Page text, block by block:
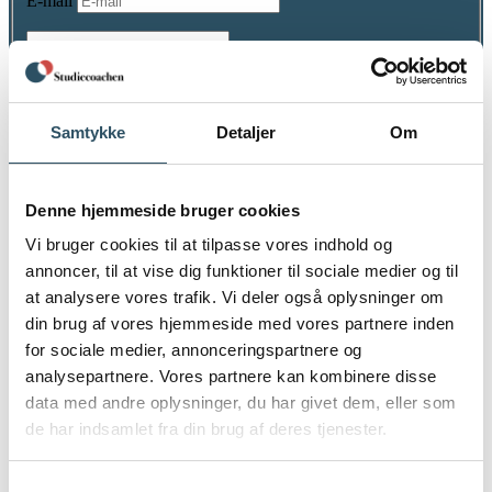
Samtykke Detaljer Om
Denne hjemmeside bruger cookies
Vi bruger cookies til at tilpasse vores indhold og
annoncer, til at vise dig funktioner til sociale medier og til
at analysere vores trafik. Vi deler også oplysninger om
din brug af vores hjemmeside med vores partnere inden
for sociale medier, annonceringspartnere og
analysepartnere. Vores partnere kan kombinere disse
data med andre oplysninger, du har givet dem, eller som
de har indsamlet fra din brug af deres tjenester.
FAQ – For elever
Priser
Om Studiecoachen ▾
Om studiecoachen
Om vores undervisere
Kålagervej 10
2300 København S
CVR: 41138254
Tlf:93 88 35 37
info@studiecoachen.dk
Cookie- og privativspolitik
Forretningsbetingelser